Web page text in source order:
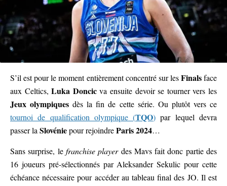
S’il est pour le moment entièrement concentré sur lesFinalsface
aux Celtics,Luka Doncicva ensuite devoir se tourner vers les
Jeux olympiques dès la fin de cette série. Ou plutôt vers ce
tournoi de qualification olympique (TQO) par lequel devra
passer laSlovéniepour rejoindreParis 2024…
Sans surprise, le franchise playerdes Mavs fait donc partie des
16 joueurs pré-sélectionnés par Aleksander Sekulic pour cette
échéance nécessaire pour accéder au tableau final des JO. Il est